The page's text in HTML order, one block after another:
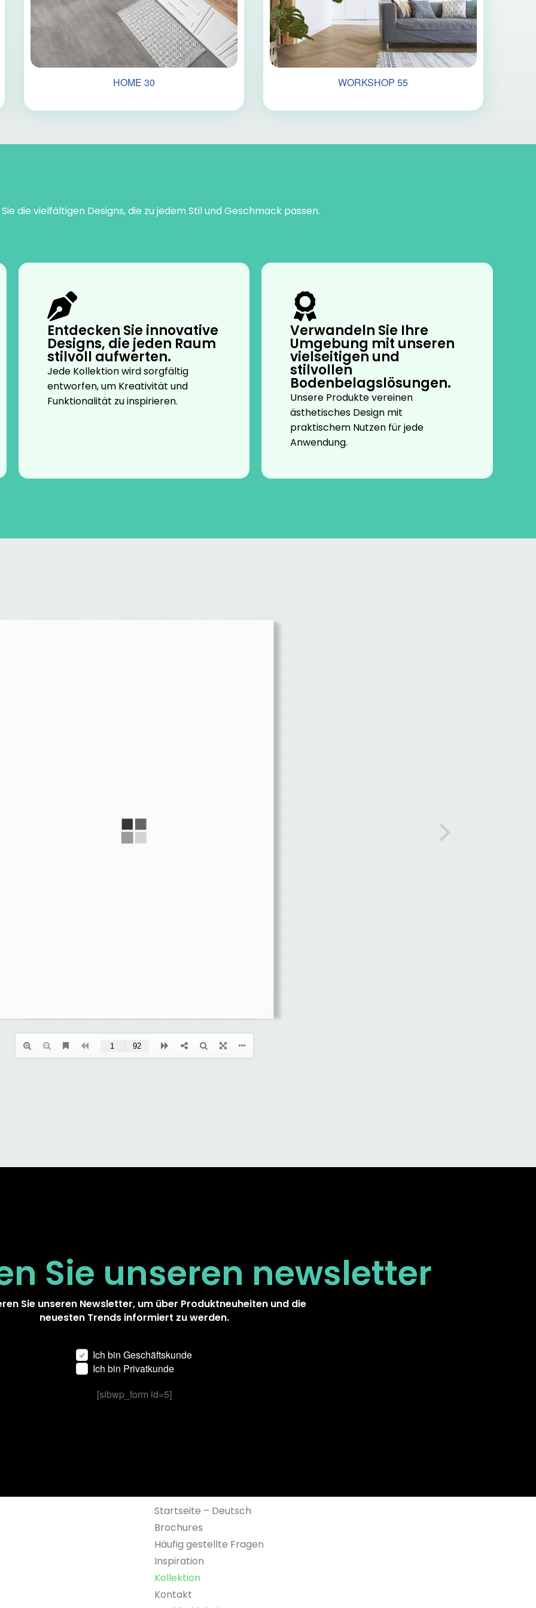
HOME 30 WORKSHOP 55
die vielfältigen Designs, die zu jedem Stil und Geschmack passen.
Entdecken Sie innovative
Designs, die jeden Raum
stilvoll aufwerten.
Jede Kollektion wird sorgfältig
entworfen, um Kreativität und
Funktionalität zu inspirieren.
Verwandeln Sie Ihre
Umgebung mit unseren
vielseitigen und
stilvollen
Bodenbelagslösungen.
Unsere Produkte vereinen
ästhetisches Design mit
praktischem Nutzen für jede
Anwendung.
Sie unseren newsletter
Sie unseren Newsletter, um über Produktneuheiten und die
neuesten Trends informiert zu werden.
Ich bin Geschäftskunde
Ich bin Privatkunde
[sibwp_form id=5]
Startseite – Deutsch
Brochures
Häufig gestellte Fragen
Inspiration
Kollektion
Kontakt